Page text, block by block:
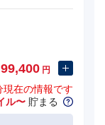
99,400 円
現在の情報です
ル〜 貯まる